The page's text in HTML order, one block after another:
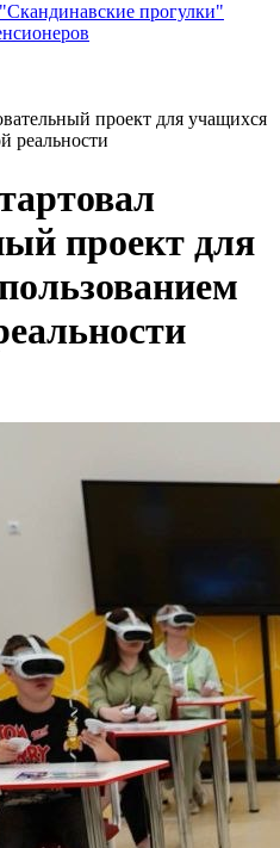
"Скандинавские прогулки"
проект для учащихся
реальности
проект для